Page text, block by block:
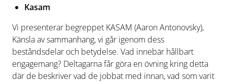
Kasam
Vi presenterar begreppet KASAM (Aaron Antonovsky),
Känsla av sammanhang, vi går igenom dess
beståndsdelar och betydelse. Vad innebär hållbart
engagemang? Deltagarna får göra en övning kring detta
där de beskriver vad de jobbat med innan, vad som varit